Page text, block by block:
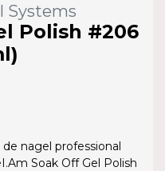
Systems
Polish #206
nagel professional
Soak Off Gel Polish